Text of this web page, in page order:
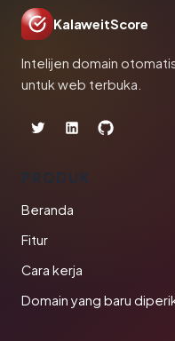
KalaweitScore
Intelijen domain
untuk web terbuka.
PRODUK
Beranda
Fitur
Cara kerja
Domain yang baru